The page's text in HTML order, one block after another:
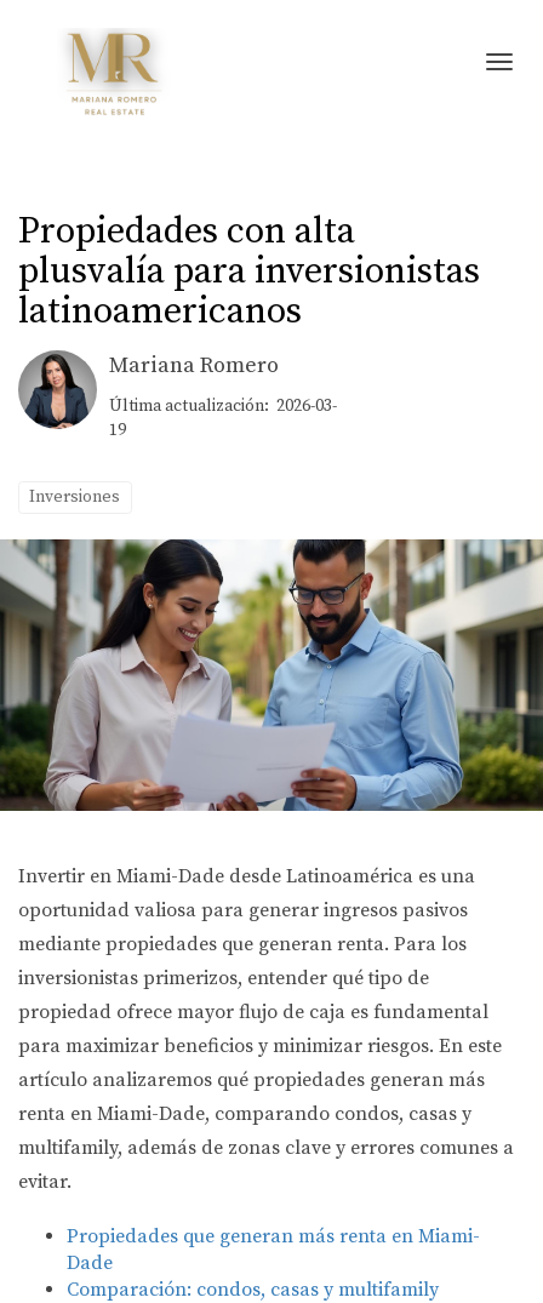
Propiedades con alta
plusvalía para inversionistas
latinoamericanos
Mariana Romero
Última actualización: 2026-03-
19
Inversiones
Invertir en Miami-Dade desde Latinoamérica es una
oportunidad valiosa para generar ingresos pasivos
mediante propiedades que generan renta. Para los
inversionistas primerizos, entender qué tipo de
propiedad ofrece mayor flujo de caja es fundamental
para maximizar beneficios y minimizar riesgos. En este
artículo analizaremos qué propiedades generan más
renta en Miami-Dade, comparando condos, casas y
multifamily, además de zonas clave y errores comunes a
evitar.
Propiedades que generan más renta en Miami-
Dade
Comparación: condos, casas y multifamily